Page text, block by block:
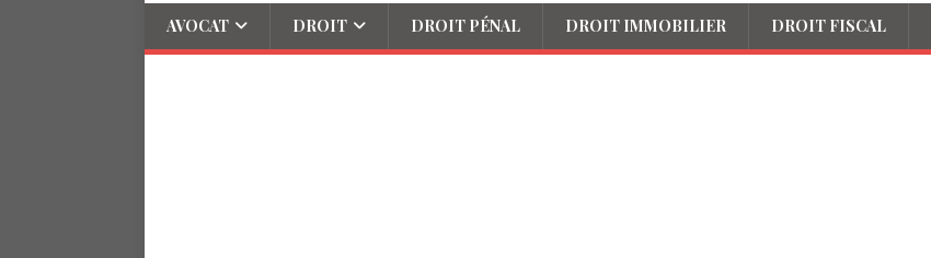
AVOCAT DROIT DROIT PÉNAL DROIT IMMOBILIER DROIT FISCAL